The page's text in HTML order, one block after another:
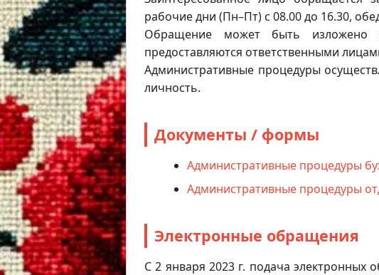
рабочие дни (Пн–Пт) с 08.00 до 16.30,
Обращение может быть изложено
предоставляются ответственными
Административные процедуры
личность.
Документы / формы
Административные процедуры
Административные процедуры
Электронные обращения
С 2 января 2023 г. подача электронных